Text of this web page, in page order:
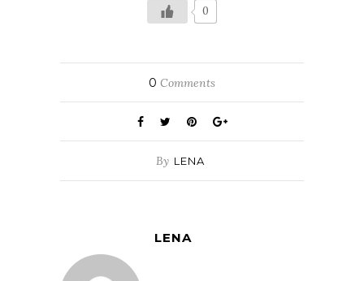
0
0 Comments
By LENA
LENA